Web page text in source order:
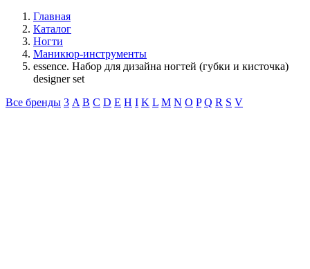
Главная
Каталог
Ногти
Маникюр-инструменты
essence. Набор для дизайна ногтей (губки и кисточка)
designer set
Все бренды 3 A B C D E H I K L M N O P Q R S V